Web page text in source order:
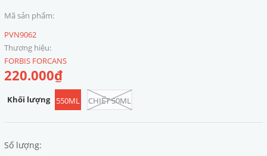
Mã sản phẩm:
PVN9062
Thương hiệu:
FORBIS FORCANS
220.000₫
Khối lượng 550ML CHIẾT 50ML
Số lượng: